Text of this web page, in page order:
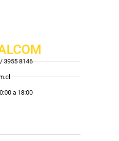
3955 8146
a 18:00